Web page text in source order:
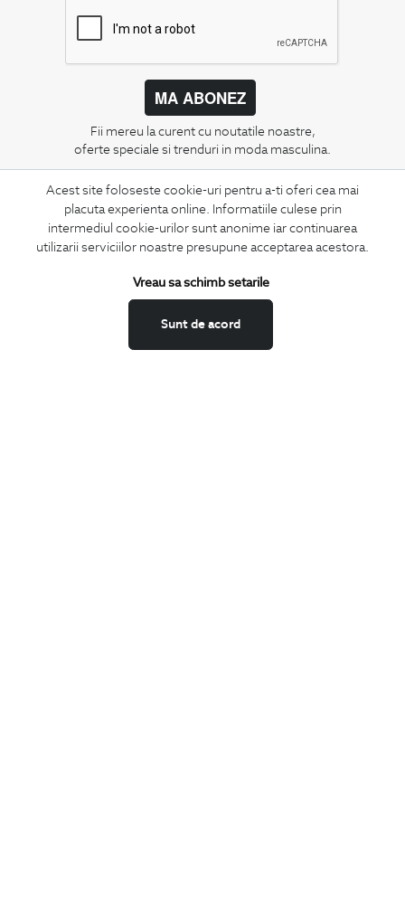
Acest site foloseste cookie-uri pentru a-ti oferi cea mai
placuta experienta online. Informatiile culese prin
intermediul cookie-urilor sunt anonime iar continuarea
utilizarii serviciilor noastre presupune acceptarea acestora.
Sunt de acord
Vreau sa schimb setarile
MA ABONEZ
Fii mereu la curent cu noutatile noastre,
oferte speciale si trenduri in moda masculina.
CONCIERGE
Termeni si conditii
Schimburi si retur
Feedback site
ANPC